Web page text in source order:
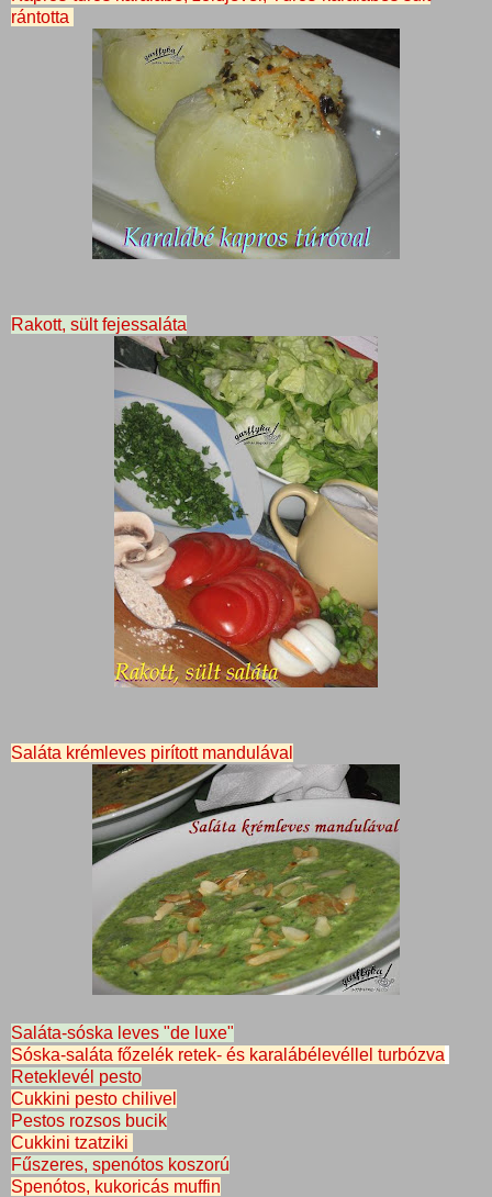
rántotta
Rakott, sült fejessaláta
Saláta krémleves pirított mandulával
Saláta-sóska leves "de luxe"
Sóska-saláta főzelék retek- és karalábélevéllel turbózva
Reteklevél pesto
Cukkini pesto chilivel
Pestos rozsos bucik
Cukkini tzatziki
Fűszeres, spenótos koszorú
Spenótos, kukoricás muffin